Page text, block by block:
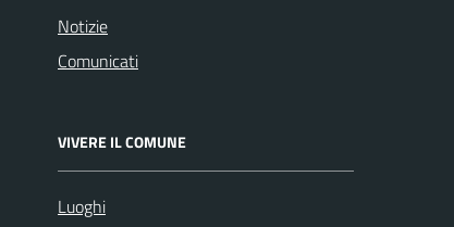
Notizie
Comunicati
VIVERE IL COMUNE
Luoghi